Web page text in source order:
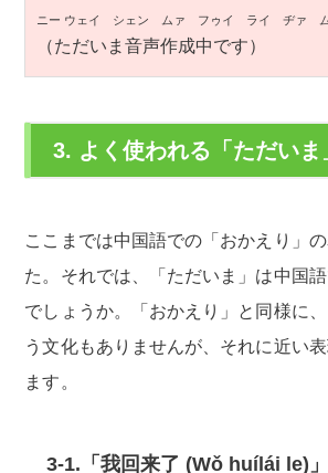
ニー ウェイ シェン ムァ フゥイ ライ ヂァ
（ただいま音声作成中です）
3. よく使われる「ただいま
ここまでは中国語での「おかえり」
た。それでは、「ただいま」は中国
でしょうか。「おかえり」と同様に
う文化もありませんが、それに近い
ます。
3-1.「我回来了 (Wǒ huílái le)」